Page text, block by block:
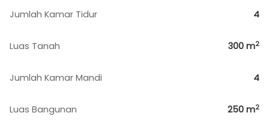
Jumlah Kamar Tidur 4
Luas Tanah 300 m2
Jumlah Kamar Mandi 4
Luas Bangunan 250 m2